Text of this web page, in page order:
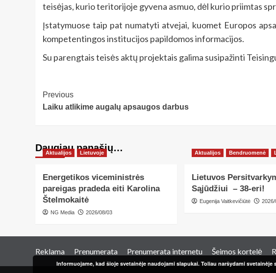
teisėjas, kurio teritorijoje gyvena asmuo, dėl kurio priimtas
Įstatymuose taip pat numatyti atvejai, kuomet Europos
kompetentingos institucijos papildomos informacijos.
Su parengtais teisės aktų projektais galima susipažinti
Post
Navigation
Previous
Laiku atlikime augalų apsaugos darbus
Daugiau panašių…
Aktualijos Lietuvoje
Energetikos viceministrės
pareigas pradeda eiti Karolina
Štelmokaitė
NG Media 2026/08/03
Aktualijos Bendruomenė
Lietuvos
Sąjūdžiui – 38-eri!
Eugenija Vaitkevičiūtė 2026/
Reklama Prenumerata Prenumerata internetu Šeimos kortelė
Informuojame, kad šioje svetainėje naudojami slapukai. Toliau naršydami